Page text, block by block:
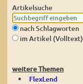
Artikelsuche
nach Schlagworten
im Artikel (Volltext)
weitere Themen
FlexLend